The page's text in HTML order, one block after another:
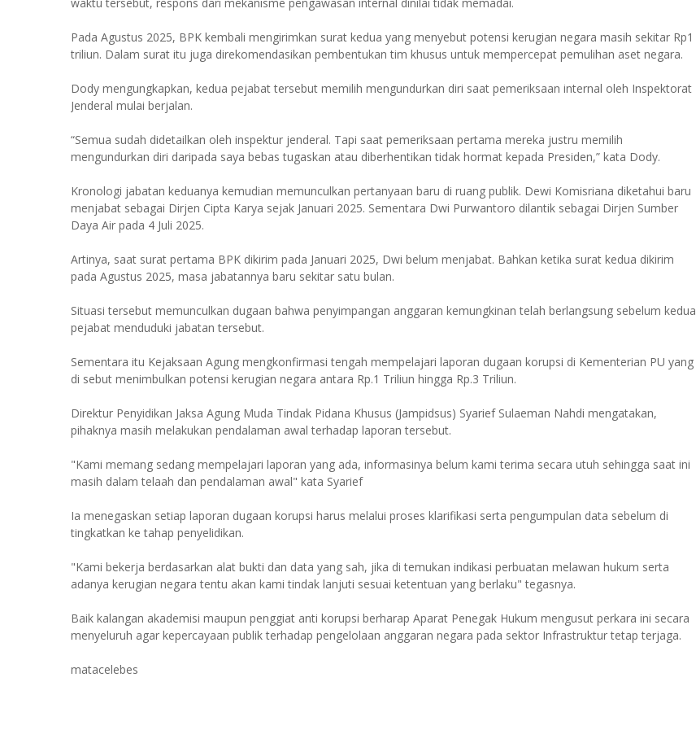
Pada Agustus 2025, BPK kembali mengirimkan surat kedua yang menyebut potensi kerugian negara masih sekitar Rp1
triliun. Dalam surat itu juga direkomendasikan pembentukan tim khusus untuk mempercepat pemulihan aset negara.
Dody mengungkapkan, kedua pejabat tersebut memilih mengundurkan diri saat pemeriksaan internal oleh Inspektorat
Jenderal mulai berjalan.
“Semua sudah didetailkan oleh inspektur jenderal. Tapi saat pemeriksaan pertama mereka justru memilih
mengundurkan diri daripada saya bebas tugaskan atau diberhentikan tidak hormat kepada Presiden,” kata Dody.
Kronologi jabatan keduanya kemudian memunculkan pertanyaan baru di ruang publik. Dewi Komisriana diketahui baru
menjabat sebagai Dirjen Cipta Karya sejak Januari 2025. Sementara Dwi Purwantoro dilantik sebagai Dirjen Sumber
Daya Air pada 4 Juli 2025.
Artinya, saat surat pertama BPK dikirim pada Januari 2025, Dwi belum menjabat. Bahkan ketika surat kedua dikirim
pada Agustus 2025, masa jabatannya baru sekitar satu bulan.
Situasi tersebut memunculkan dugaan bahwa penyimpangan anggaran kemungkinan telah berlangsung sebelum kedua
pejabat menduduki jabatan tersebut.
Sementara itu Kejaksaan Agung mengkonfirmasi tengah mempelajari laporan dugaan korupsi di Kementerian PU yang
di sebut menimbulkan potensi kerugian negara antara Rp.1 Triliun hingga Rp.3 Triliun.
Direktur Penyidikan Jaksa Agung Muda Tindak Pidana Khusus (Jampidsus) Syarief Sulaeman Nahdi mengatakan,
pihaknya masih melakukan pendalaman awal terhadap laporan tersebut.
"Kami memang sedang mempelajari laporan yang ada, informasinya belum kami terima secara utuh sehingga saat ini
masih dalam telaah dan pendalaman awal" kata Syarief
Ia menegaskan setiap laporan dugaan korupsi harus melalui proses klarifikasi serta pengumpulan data sebelum di
tingkatkan ke tahap penyelidikan.
"Kami bekerja berdasarkan alat bukti dan data yang sah, jika di temukan indikasi perbuatan melawan hukum serta
adanya kerugian negara tentu akan kami tindak lanjuti sesuai ketentuan yang berlaku" tegasnya.
Baik kalangan akademisi maupun penggiat anti korupsi berharap Aparat Penegak Hukum mengusut perkara ini secara
menyeluruh agar kepercayaan publik terhadap pengelolaan anggaran negara pada sektor Infrastruktur tetap terjaga.
matacelebes